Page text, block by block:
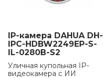
IP-камера DAHUA DH-
IPC-HDBW2249EP-S-
IL-0280B-S2
Уличная купольная IP-
видеокамера с ИИ